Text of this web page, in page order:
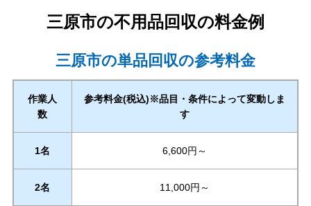
三原市の不用品回収の料金例
三原市の単品回収の参考料金
作業人
数
参考料金(税込)※品目・条件によって変動しま
す
1名 6,600円～
2名 11,000円～